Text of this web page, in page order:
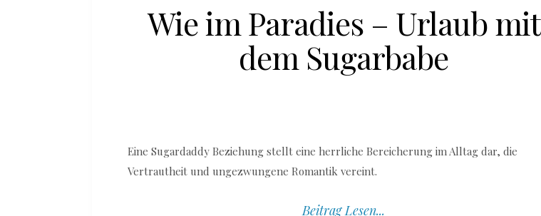
Wie im Paradies – Urlaub mit
dem Sugarbabe
Eine Sugardaddy Beziehung stellt eine herrliche Bereicherung im Alltag dar, die
Vertrautheit und ungezwungene Romantik vereint.
Beitrag Lesen...